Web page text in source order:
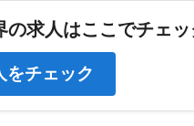
求人はここでチェッ
をチェック